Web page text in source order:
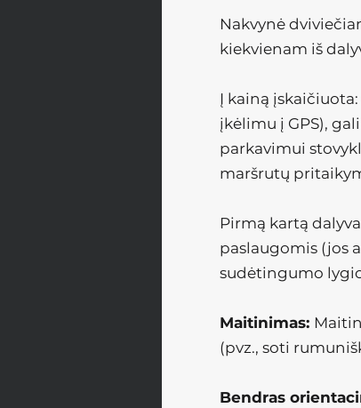
Nakvynė
kiekvienam iš
Į kainą
įkėlimu į GPS),
parkavimui
maršrutų
Pirmą kartą
paslaugomis (jos
sudėtingumo
Maitinimas:
(pvz., soti
Bendras